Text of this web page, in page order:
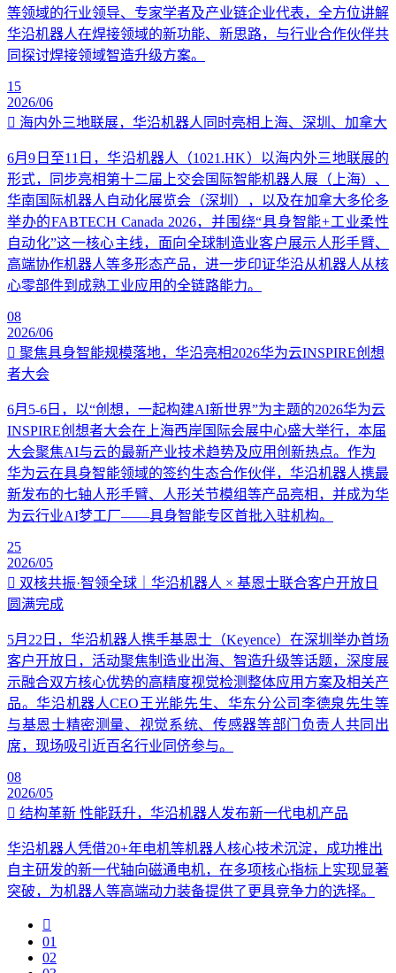
等领域的行业领导、专家学者及产业链企业代表，全方位讲解
华沿机器人在焊接领域的新功能、新思路，与行业合作伙伴共
同探讨焊接领域智造升级方案。
15
2026/06
海内外三地联展，华沿机器人同时亮相上海、深圳、加拿大
6月9日至11日，华沿机器人（1021.HK）以海内外三地联展的
形式，同步亮相第十二届上交会国际智能机器人展（上海）、
华南国际机器人自动化展览会（深圳），以及在加拿大多伦多
举办的FABTECH Canada 2026，并围绕“具身智能+工业柔性
自动化”这一核心主线，面向全球制造业客户展示人形手臂、
高端协作机器人等多形态产品，进一步印证华沿从机器人从核
心零部件到成熟工业应用的全链路能力。
08
2026/06
聚焦具身智能规模落地，华沿亮相2026华为云INSPIRE创想
者大会
6月5-6日，以“创想，一起构建AI新世界”为主题的2026华为云
INSPIRE创想者大会在上海西岸国际会展中心盛大举行，本届
大会聚焦AI与云的最新产业技术趋势及应用创新热点。作为
华为云在具身智能领域的签约生态合作伙伴，华沿机器人携最
新发布的七轴人形手臂、人形关节模组等产品亮相，并成为华
为云行业AI梦工厂——具身智能专区首批入驻机构。
25
2026/05
双核共振·智领全球｜华沿机器人 × 基恩士联合客户开放日
圆满完成
5月22日，华沿机器人携手基恩士（Keyence）在深圳举办首场
客户开放日，活动聚焦制造业出海、智造升级等话题，深度展
示融合双方核心优势的高精度视觉检测整体应用方案及相关产
品。华沿机器人CEO王光能先生、华东分公司李德泉先生等
与基恩士精密测量、视觉系统、传感器等部门负责人共同出
席，现场吸引近百名行业同侪参与。
08
2026/05
结构革新 性能跃升，华沿机器人发布新一代电机产品
华沿机器人凭借20+年电机等机器人核心技术沉淀，成功推出
自主研发的新一代轴向磁通电机，在多项核心指标上实现显著
突破，为机器人等高端动力装备提供了更具竞争力的选择。
01
02